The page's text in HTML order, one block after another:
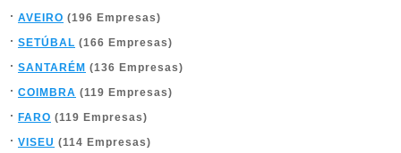
AVEIRO (196 Empresas)
SETÚBAL (166 Empresas)
SANTARÉM (136 Empresas)
COIMBRA (119 Empresas)
FARO (119 Empresas)
VISEU (114 Empresas)